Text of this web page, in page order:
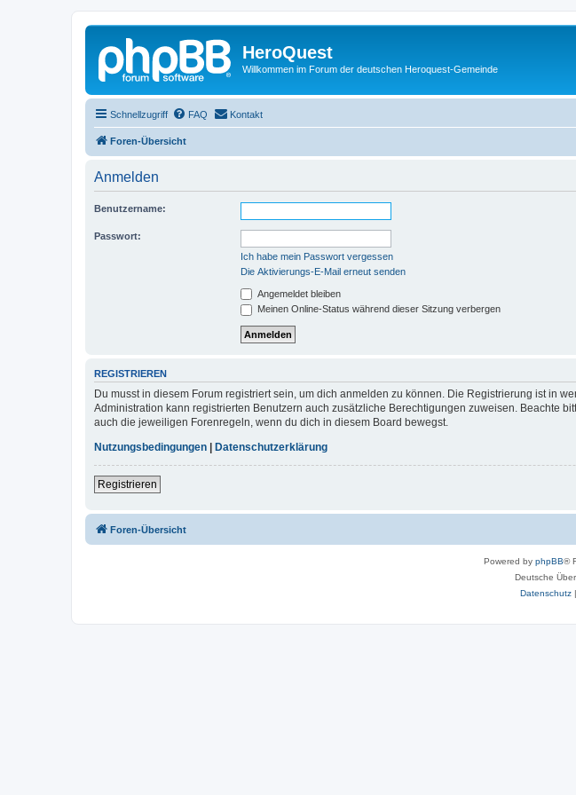
HeroQuest
Willkommen im Forum der deutschen Heroquest-Gemeinde
Schnellzugriff FAQ Kontakt
Foren-Übersicht
Anmelden
Benutzername:
Passwort:
Ich habe mein Passwort vergessen
Die Aktivierungs-E-Mail erneut senden
Angemeldet bleiben
Meinen Online-Status während dieser Sitzung verbergen
REGISTRIEREN
Du musst in diesem Forum registriert sein, um dich anmelden zu können. Die Registrierung ist in
Administration kann registrierten Benutzern auch zusätzliche Berechtigungen zuweisen. Beachte
auch die jeweiligen Forenregeln, wenn du dich in diesem Board bewegst.
Nutzungsbedingungen
Datenschutzerklärung
Registrieren
Foren-Übersicht
Powered by phpBB®
Deutsche
Datenschutz|